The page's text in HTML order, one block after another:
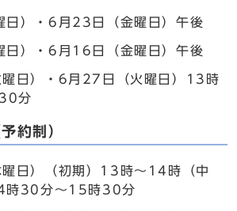
日）・6月23日（金曜日）午後
日）・6月16日（金曜日）午後
日）・6月27日（火曜日）13時
分
約制）
日）（初期）13時～14時（中
時30分～15時30分